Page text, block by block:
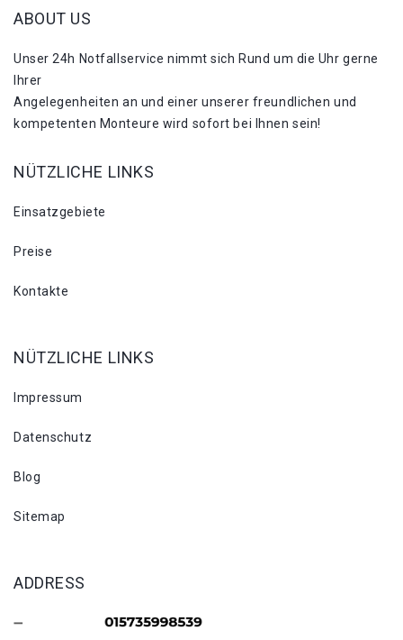
ABOUT US
Unser 24h Notfallservice nimmt sich Rund um die Uhr gerne
Ihrer
Angelegenheiten an und einer unserer freundlichen und
kompetenten Monteure wird sofort bei Ihnen sein!
NÜTZLICHE LINKS
Einsatzgebiete
Preise
Kontakte
NÜTZLICHE LINKS
Impressum
Datenschutz
Blog
Sitemap
ADDRESS